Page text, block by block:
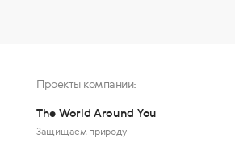
Проекты компании:
The World Around You
Защищаем природу